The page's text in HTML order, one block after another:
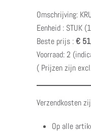
Omschrijving:
Eenheid : STUK
Beste prijs :€
Voorraad: 2
( Prijzen zijn
Verzendkosten
Op alle